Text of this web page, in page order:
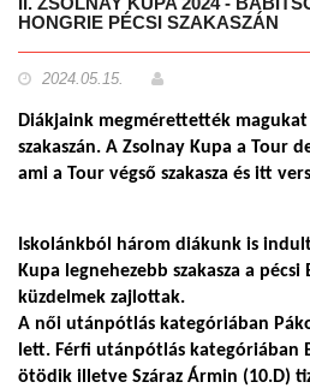
HONGRIE PÉCSI SZAKASZÁN
2024.05.15.
Diákjaink megmérettették
szakaszán. A Zsolnay Kupa a Tour
ami a Tour végső szakasza és itt
Iskolánkból három diákunk is
Kupa legnehezebb szakasza a
küzdelmek zajlottak.
A női utánpótlás kategóriában
lett. Férfi utánpótlás kategóriában
ötödik illetve Száraz Ármin (10.D)